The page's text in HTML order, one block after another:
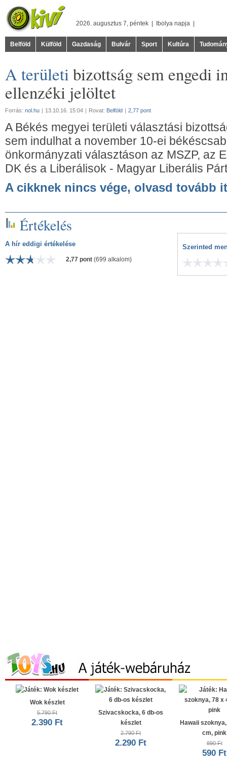
2026. augusztus 7, péntek | Ibolya napja |
Belföld Külföld Gazdaság Bulvár Sport Kultúra
A területibizottság sem engedi
ellenzéki jelöltet
Forrás: nol.hu | 13.10.16. 15:04 | Rovat: Belföld | 2,77 pont
A Békés megyei területi választási
sem indulhat a november 10-ei
önkormányzati választáson az MSZP, az
DK és a Liberálisok - Magyar Liberális
A cikknek nincs vége, olvasd tovább
Értékelés
A hír eddigi értékelése
2,77 pont (699 alkalom)
Szerinted
Wok készlet
5.790 Ft
2.390 Ft
Szivacskocka, 6 db-os
készlet
2.790 Ft
2.290 Ft
Hawaii
cm, pink
890 Ft
590 Ft